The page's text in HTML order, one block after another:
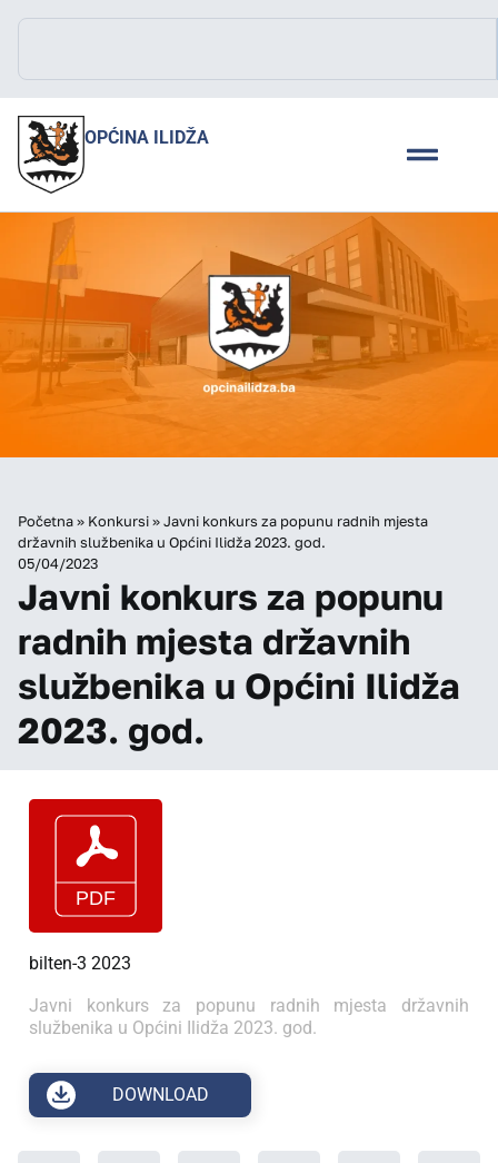
OPĆINA ILIDŽA
Početna» Konkursi»Javni konkurs za popunu radnih mjesta
državnih službenika u Općini Ilidža 2023. god.
05/04/2023
Javni konkurs za popunu
radnih mjesta državnih
službenika u Općini Ilidža
2023. god.
bilten-3 2023
Javni konkurs za popunu radnih mjesta državnih
službenika u Općini Ilidža 2023. god.
DOWNLOAD